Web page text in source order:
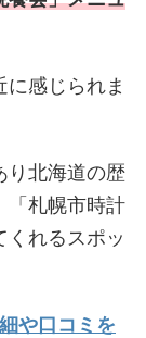
感じられま
り北海道の歴
「札幌市時計
くれるスポッ
や口コミを